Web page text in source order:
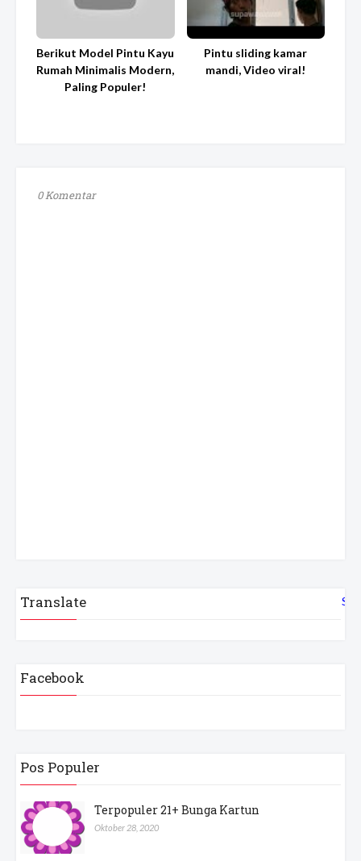
Berikut Model Pintu Kayu
Rumah Minimalis Modern,
Paling Populer!
Pintu sliding kamar
mandi, Video viral!
0 Komentar
Translate
Facebook
Pos Populer
Terpopuler 21+ Bunga Kartun
Oktober 28, 2020